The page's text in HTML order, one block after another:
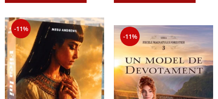
-11%
-11%